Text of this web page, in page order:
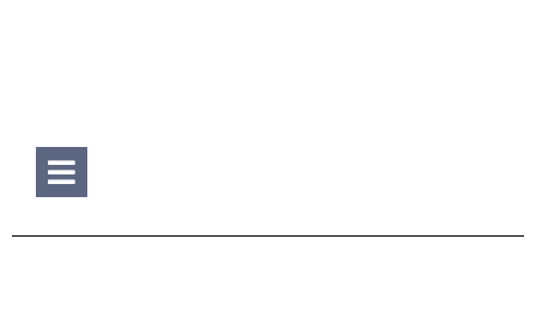
Hamburger Toggle Menu